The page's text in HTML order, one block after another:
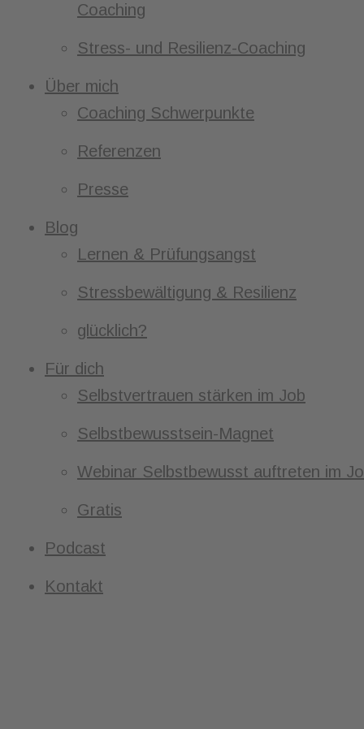
Coaching
Stress- und Resilienz-Coaching
Über mich
Coaching Schwerpunkte
Referenzen
Presse
Blog
Lernen & Prüfungsangst
Stressbewältigung & Resilienz
glücklich?
Für dich
Selbstvertrauen stärken im Job
Selbstbewusstsein-Magnet
Webinar Selbstbewusst auftreten im
Gratis
Podcast
Kontakt